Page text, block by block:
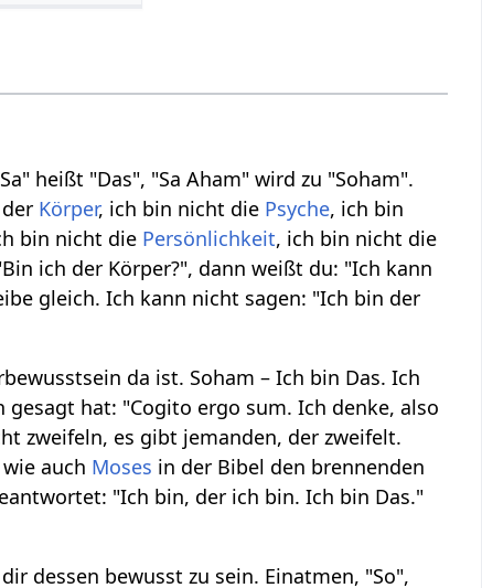
heißt "Das", "Sa Aham" wird zu "Soham".
Körper, ich bin nicht die Psyche, ich bin
bin nicht die Persönlichkeit, ich bin nicht die
ich der Körper?", dann weißt du: "Ich kann
gleich. Ich kann nicht sagen: "Ich bin der
da ist. Soham – Ich bin Das. Ich
hat: "Cogito ergo sum. Ich denke, also
zweifeln, es gibt jemanden, der zweifelt.
auch Moses in der Bibel den brennenden
"Ich bin, der ich bin. Ich bin Das."
dessen bewusst zu sein. Einatmen, "So",